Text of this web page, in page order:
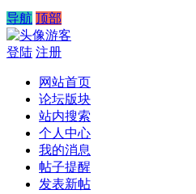
导航 顶部
游客
登陆 注册
网站首页
论坛版块
站内搜索
个人中心
我的消息
帖子提醒
发表新帖